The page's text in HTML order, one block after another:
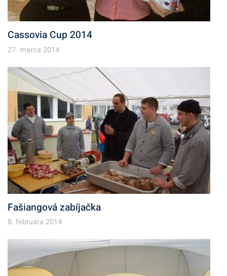
Cassovia Cup 2014
27. marca 2014
Fašiangová zabíjačka
8. februára 2014